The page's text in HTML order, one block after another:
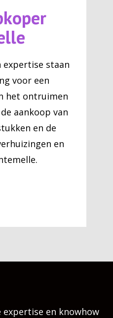
expertise staan
voor een
het ontruimen
aankoop van
en de
en
expertise en knowhow